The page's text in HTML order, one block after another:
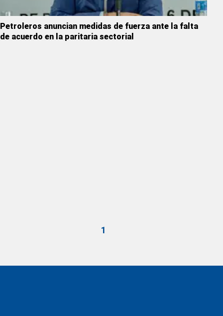
Petroleros anuncian medidas de fuerza ante la falta
de acuerdo en la paritaria sectorial
1